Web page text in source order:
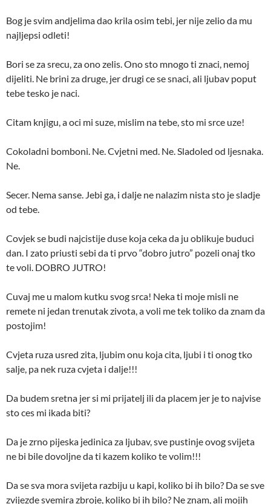
Bog je svim andjelima dao krila osim tebi, jer nije zelio da mu
najljepsi odleti!
Bori se za srecu, za ono zelis. Ono sto mnogo ti znaci, nemoj
dijeliti. Ne brini za druge, jer drugi ce se snaci, ali ljubav poput
tebe tesko je naci.
Citam knjigu, a oci mi suze, mislim na tebe, sto mi srce uze!
Cokoladni bomboni. Ne. Cvjetni med. Ne. Sladoled od ljesnaka.
Ne.
Secer. Nema sanse. Jebi ga, i dalje ne nalazim nista sto je sladje
od tebe.
Covjek se budi najcistije duse koja ceka da ju oblikuje buduci
dan. I zato priusti sebi da ti prvo “dobro jutro” pozeli onaj tko
te voli. DOBRO JUTRO!
Cuvaj me u malom kutku svog srca! Neka ti moje misli ne
remete ni jedan trenutak zivota, a voli me tek toliko da znam da
postojim!
Cvjeta ruza usred zita, ljubim onu koja cita, ljubi i ti onog tko
salje, pa nek ruza cvjeta i dalje!!!
Da budem sretna jer si mi prijatelj ili da placem jer je to najvise
sto ces mi ikada biti?
Da je zrno pijeska jedinica za ljubav, sve pustinje ovog svijeta
ne bi bile dovoljne da ti kazem koliko te volim!!!
Da se sva mora svijeta razbiju u kapi, koliko bi ih bilo? Da se sve
zvijezde svemira zbroje, koliko bi ih bilo? Ne znam, ali mojih